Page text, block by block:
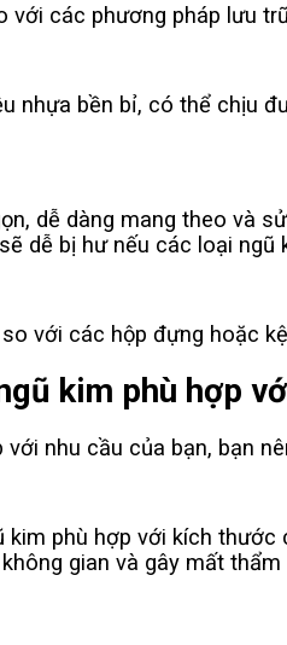
với các phương pháp lưu
nhựa bền bỉ, có thể chịu
dễ dàng mang theo và
dễ bị hư nếu các loại ngũ
với các hộp đựng hoặc
kim phù hợp
nhu cầu của bạn, bạn
phù hợp với kích
gian và gây mất thẩm